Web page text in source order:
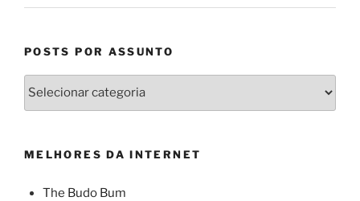
POSTS POR ASSUNTO
Posts
MELHORES DA INTERNET
The Budo Bum